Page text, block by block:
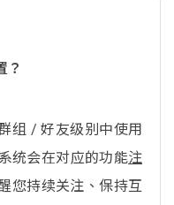
？
组 / 好友级别中使用
统会在对应的功能注
您持续关注、保持互